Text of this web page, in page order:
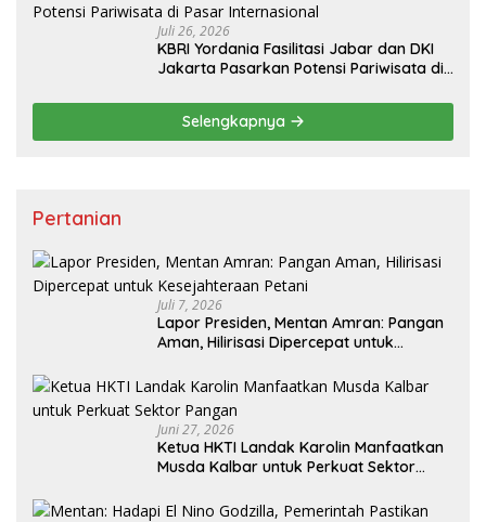
Juli 26, 2026
KBRI Yordania Fasilitasi Jabar dan DKI
Jakarta Pasarkan Potensi Pariwisata di
Selengkapnya
Pertanian
Juli 7, 2026
Lapor Presiden, Mentan Amran: Pangan
Aman, Hilirisasi Dipercepat untuk
Juni 27, 2026
Ketua HKTI Landak Karolin Manfaatkan
Musda Kalbar untuk Perkuat Sektor